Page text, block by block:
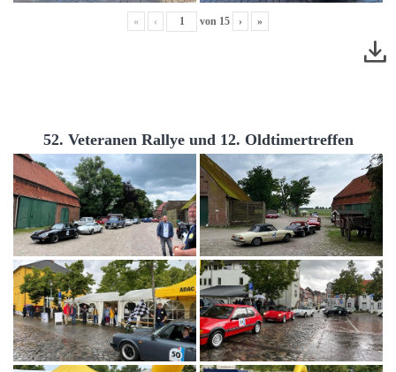
« ‹ von 15 › »
52. Veteranen Rallye und 12. Oldtimertreffen